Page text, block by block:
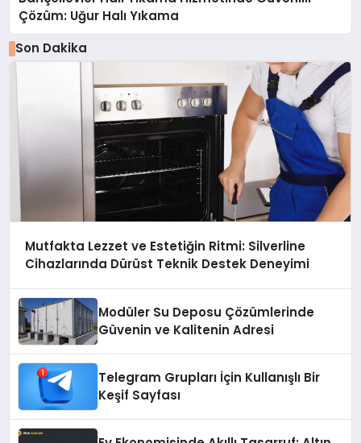
Çözüm: Uğur Halı Yıkama
Son Dakika
Mutfakta Lezzet ve Estetiğin Ritmi: Silverline
Cihazlarında Dürüst Teknik Destek Deneyimi
Modüler Su Deposu Çözümlerinde
Güvenin ve Kalitenin Adresi
Telegram Grupları İçin Kullanışlı Bir
Keşif Sayfası